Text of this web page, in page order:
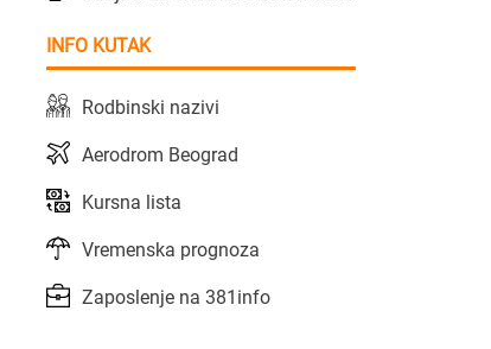
INFO KUTAK
Rodbinski nazivi
Aerodrom Beograd
Kursna lista
Vremenska prognoza
Zaposlenje na 381info